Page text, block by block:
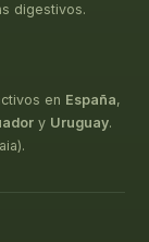
digestivos.
en España,
y Uruguay.